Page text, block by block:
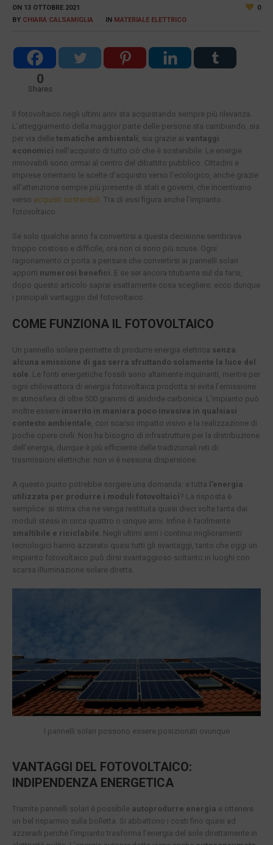
0
ON 13 OTTOBRE 2021
BY CHIARA CALSAMIGLIA IN MATERIALE ELETTRICO
0
Shares
Il fotovoltaico negli ultimi anni sta acquistando sempre più rilevanza.
L’atteggiamento della maggior parte delle persone sta cambiando, sia
per via delle tematiche ambientali, sia grazie ai vantaggi
economici nell’acquisto di tutto ciò che è sostenibile. Le energie
rinnovabili sono ormai al centro del dibattito pubblico. Cittadini e
imprese orientano le scelte d’acquisto verso l’ecologico, anche grazie
all’attenzione sempre più presente di stati e governi, che incentivano
verso acquisti sostenibili. Tra di essi figura anche l’impianto
fotovoltaico.
Se solo qualche anno fa convertirsi a questa decisione sembrava
troppo costoso e difficile, ora non ci sono più scuse. Ogni
ragionamento ci porta a pensare che convertirsi ai pannelli solari
apporti numerosi benefici. E se sei ancora titubante sul da farsi,
dopo questo articolo saprai esattamente cosa scegliere: ecco dunque
i principali vantaggio del fotovoltaico.
COME FUNZIONA IL FOTOVOLTAICO
Un pannello solare permette di produrre energia elettrica senza
alcuna emissione di gas serra sfruttando solamente la luce del
sole. Le fonti energetiche fossili sono altamente inquinanti, mentre per
ogni chilowattora di energia fotovoltaica prodotta si evita l’emissione
in atmosfera di oltre 500 grammi di anidride carbonica. L’impianto può
inoltre essere inserito in maniera poco invasiva in qualsiasi
contesto ambientale, con scarso impatto visivo e la realizzazione di
poche opere civili. Non ha bisogno di infrastrutture per la distribuzione
dell’energia, dunque è più efficiente delle tradizionali reti di
trasmissioni elettriche: non vi è nessuna dispersione.
A questo punto potrebbe sorgere una domanda: e tutta l’energia
utilizzata per produrre i moduli fotovoltaici? La risposta è
semplice: si stima che ne venga restituita quasi dieci volte tanta dai
moduli stessi in circa quattro o cinque anni. Infine è facilmente
smaltibile e riciclabile. Negli ultimi anni i continui miglioramenti
tecnologici hanno azzerato quasi tutti gli svantaggi, tanto che oggi un
impianto fotovoltaico può dirsi svantaggioso soltanto in luoghi con
scarsa illuminazione solare diretta.
I pannelli solari possono essere posizionati ovunque
VANTAGGI DEL FOTOVOLTAICO:
INDIPENDENZA ENERGETICA
Tramite pannelli solari è possibile autoprodurre energia e ottenere
un bel risparmio sulla bolletta. Si abbattono i costi fino quasi ad
azzerarli perché l’impianto trasforma l’energia del sole direttamente in